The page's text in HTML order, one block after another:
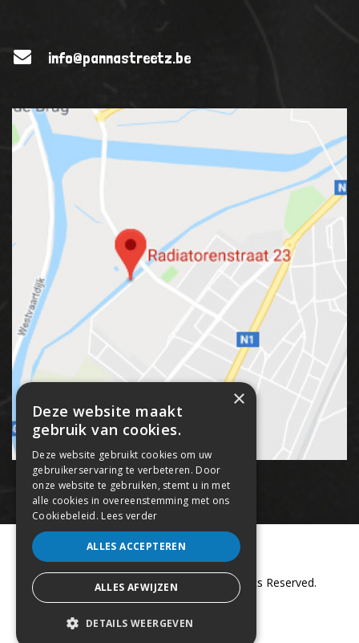
info@pannastreetz.be
Copyright © 2017 Panna Streetz. All Rights Reserved.
webdesign by conversal
×
Deze website maakt
gebruik van cookies.
Deze website gebruikt cookies om uw
gebruikerservaring te verbeteren. Door
onze website te gebruiken, stemt u in met
alle cookies in overeenstemming met ons
Cookiebeleid. Lees verder
ALLES ACCEPTEREN
ALLES AFWIJZEN
DETAILS WEERGEVEN